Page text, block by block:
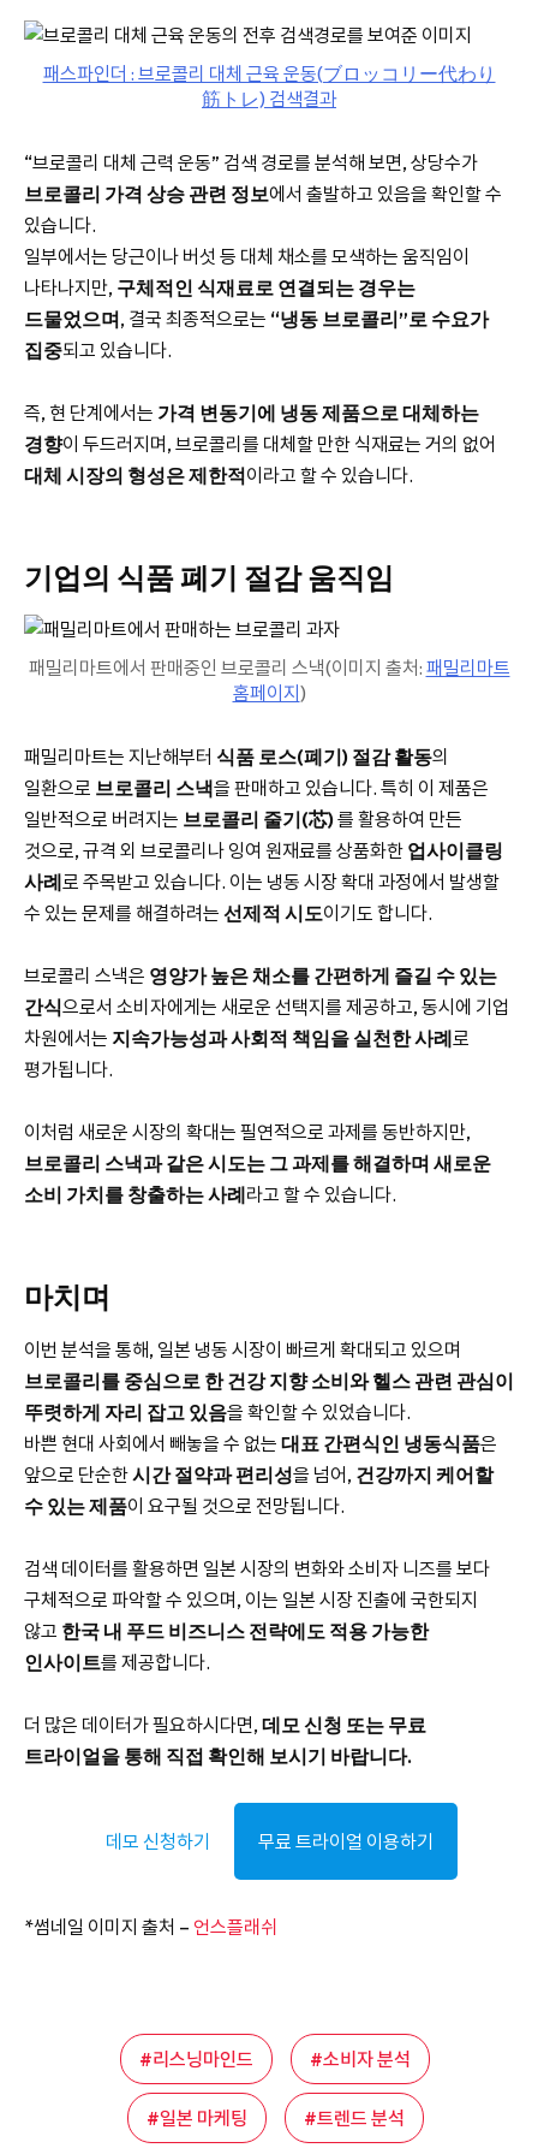
패스파인더 : 브로콜리 대체 근육 운동(ブロッコリー代わり
筋トレ) 검색결과
“브로콜리 대체 근력 운동” 검색 경로를 분석해 보면, 상당수가
브로콜리 가격 상승 관련 정보에서 출발하고 있음을 확인할 수
있습니다.
일부에서는 당근이나 버섯 등 대체 채소를 모색하는 움직임이
나타나지만, 구체적인 식재료로 연결되는 경우는
드물었으며, 결국 최종적으로는 “냉동 브로콜리”로 수요가
집중되고 있습니다.
즉, 현 단계에서는 가격 변동기에 냉동 제품으로 대체하는
경향이 두드러지며, 브로콜리를 대체할 만한 식재료는 거의 없어
대체 시장의 형성은 제한적이라고 할 수 있습니다.
기업의 식품 폐기 절감 움직임
패밀리마트에서 판매중인 브로콜리 스낵(이미지 출처: 패밀리마트
홈페이지)
패밀리마트는 지난해부터 식품 로스(폐기) 절감 활동의
일환으로 브로콜리 스낵을 판매하고 있습니다. 특히 이 제품은
일반적으로 버려지는 브로콜리 줄기(芯)를 활용하여 만든
것으로, 규격 외 브로콜리나 잉여 원재료를 상품화한 업사이클링
사례로 주목받고 있습니다. 이는 냉동 시장 확대 과정에서 발생할
수 있는 문제를 해결하려는 선제적 시도이기도 합니다.
브로콜리 스낵은 영양가 높은 채소를 간편하게 즐길 수 있는
간식으로서 소비자에게는 새로운 선택지를 제공하고, 동시에 기업
차원에서는 지속가능성과 사회적 책임을 실천한 사례로
평가됩니다.
이처럼 새로운 시장의 확대는 필연적으로 과제를 동반하지만,
브로콜리 스낵과 같은 시도는 그 과제를 해결하며 새로운
소비 가치를 창출하는 사례라고 할 수 있습니다.
마치며
이번 분석을 통해, 일본 냉동 시장이 빠르게 확대되고 있으며
브로콜리를 중심으로 한 건강 지향 소비와 헬스 관련 관심이
뚜렷하게 자리 잡고 있음을 확인할 수 있었습니다.
바쁜 현대 사회에서 빼놓을 수 없는 대표 간편식인 냉동식품은
앞으로 단순한시간 절약과 편리성을 넘어, 건강까지 케어할
수 있는 제품이 요구될 것으로 전망됩니다.
검색 데이터를 활용하면 일본 시장의 변화와 소비자 니즈를 보다
구체적으로 파악할 수 있으며, 이는 일본 시장 진출에 국한되지
않고 한국 내 푸드 비즈니스 전략에도 적용 가능한
인사이트를 제공합니다.
더 많은 데이터가 필요하시다면, 데모 신청 또는 무료
트라이얼을 통해 직접 확인해 보시기 바랍니다.
데모 신청하기 무료 트라이얼 이용하기
*썸네일 이미지 출처 – 언스플래쉬
리스닝마인드 소비자 분석
일본 마케팅 트렌드 분석